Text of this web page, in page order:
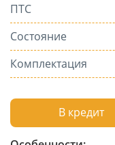
ПТС
Состояние
Комплектация
В кредит